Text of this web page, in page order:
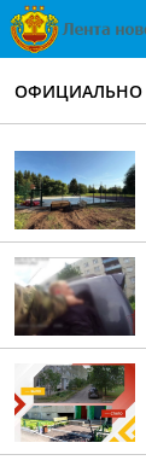
ОФИЦИАЛЬНО